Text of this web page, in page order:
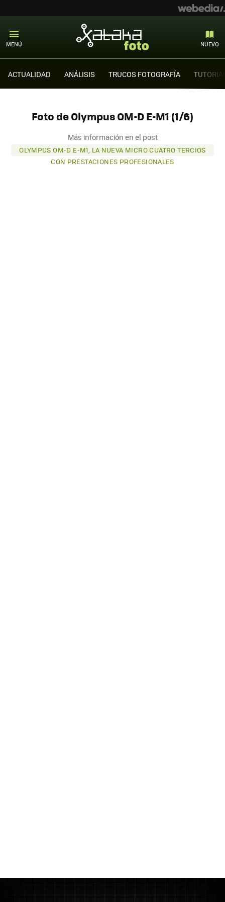
MENÚ NUEVO
ACTUALIDAD ANÁLISIS TRUCOS FOTOGRAFÍA
Foto de Olympus OM-D E-M1 (1/6)
Más información en el post
OLYMPUS OM-D E-M1, LA NUEVA MICRO CUATRO TERCIOS
CON PRESTACIONES PROFESIONALES